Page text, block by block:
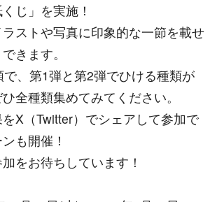
じ」を実施！
ストや写真に印象的な一節を載せ
きます。
、第1弾と第2弾でひける種類が
全種類集めてみてください。
X（Twitter）でシェアして参加で
も開催！
をお待ちしています！